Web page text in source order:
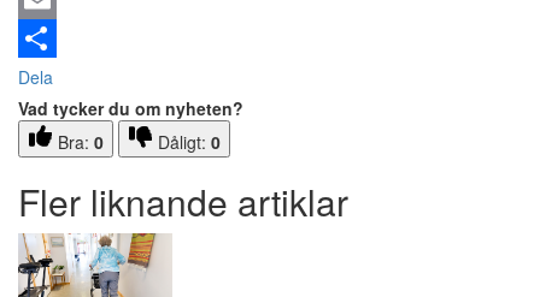
Email
Dela
Vad tycker du om nyheten?
Bra: 0 Dåligt: 0
Fler liknande artiklar